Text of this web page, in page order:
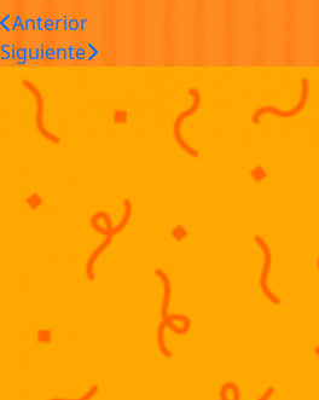
Anterior
Siguiente